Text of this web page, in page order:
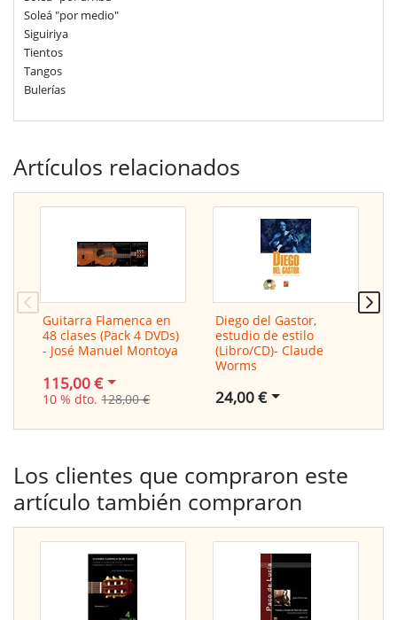
Soleá "por medio"
Siguiriya
Tientos
Tangos
Bulerías
Artículos relacionados
Guitarra Flamenca en
48 clases (Pack 4 DVDs)
- José Manuel Montoya
115,00 €
10 % dto. 128,00 €
Diego del Gastor,
estudio de estilo
(Libro/CD)- Claude
Worms
24,00 €
Los clientes que compraron este
artículo también compraron